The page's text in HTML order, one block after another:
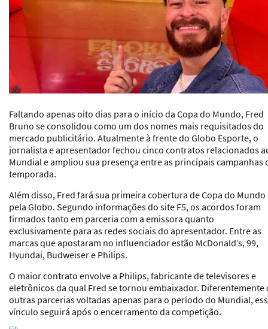
Faltando apenas oito dias para o início da Copa do Mundo, Fred
Bruno se consolidou como um dos nomes mais requisitados do
mercado publicitário. Atualmente à frente do Globo Esporte, o
jornalista e apresentador fechou cinco contratos relacionados
Mundial e ampliou sua presença entre as principais campanhas
temporada.
Além disso, Fred fará sua primeira cobertura de Copa do Mundo
pela Globo. Segundo informações do site F5, os acordos foram
firmados tanto em parceria com a emissora quanto
exclusivamente para as redes sociais do apresentador. Entre as
marcas que apostaram no influenciador estão McDonald’s, 99,
Hyundai, Budweiser e Philips.
O maior contrato envolve a Philips, fabricante de televisores e
eletrônicos da qual Fred se tornou embaixador. Diferentemente
outras parcerias voltadas apenas para o período do Mundial,
vínculo seguirá após o encerramento da competição.